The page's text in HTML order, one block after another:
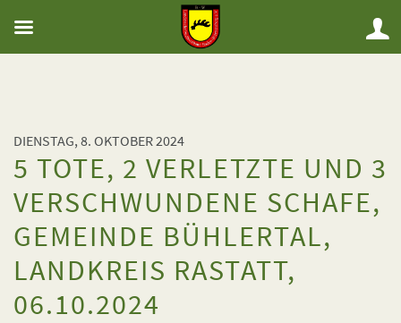
DIENSTAG, 8. OKTOBER 2024
5 TOTE, 2 VERLETZTE UND 3
VERSCHWUNDENE SCHAFE,
GEMEINDE BÜHLERTAL,
LANDKREIS RASTATT,
06.10.2024